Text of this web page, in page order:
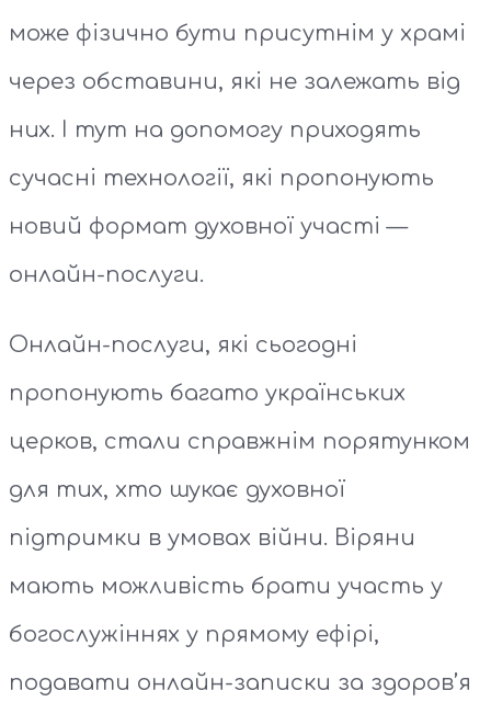
може фізично бути присутнім у храмі
через обставини, які не залежать від
них. І тут на допомогу приходять
сучасні технології, які пропонують
новий формат духовної участі —
онлайн-послуги.
Онлайн-послуги, які сьогодні
пропонують багато українських
церков, стали справжнім порятунком
для тих, хто шукає духовної
підтримки в умовах війни. Віряни
мають можливість брати участь у
богослужіннях у прямому ефірі,
подавати онлайн-записки за здоров’я